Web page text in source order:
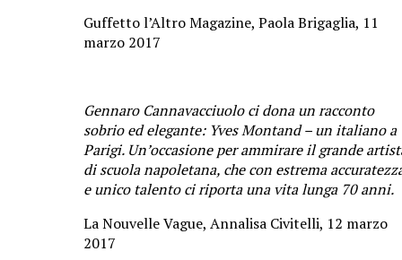
Guffetto l’Altro Magazine, Paola Brigaglia, 11
marzo 2017
Gennaro Cannavacciuolo ci dona un racconto
sobrio ed elegante: Yves Montand – un italiano a
Parigi. Un’occasione per ammirare il grande
di scuola napoletana, che con estrema
e unico talento ci riporta una vita lunga 70 anni.
La Nouvelle Vague, Annalisa Civitelli, 12 marzo
2017